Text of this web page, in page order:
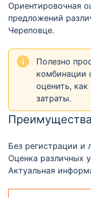
Ориентировочная
предложений
Череповце.
Полезно
комбинации
оценить,
затраты.
Без регистрации и
Оценка различных
Актуальная